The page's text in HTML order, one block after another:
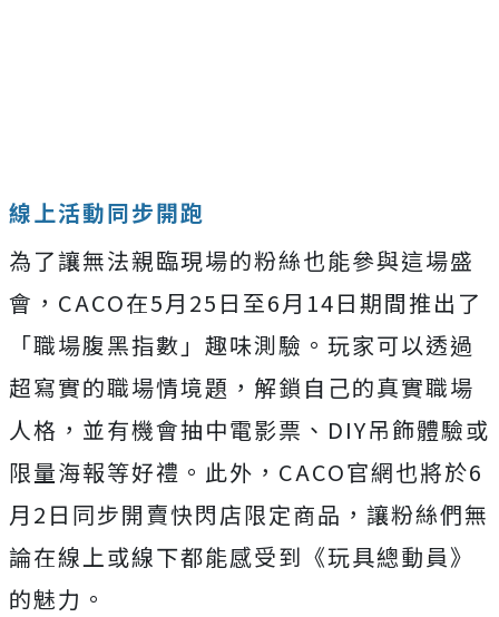
線上活動同步開跑
為了讓無法親臨現場的粉絲也能參與這場盛
會，CACO在5月25日至6月14日期間推出了
「職場腹黑指數」趣味測驗。玩家可以透過
超寫實的職場情境題，解鎖自己的真實職場
人格，並有機會抽中電影票、DIY吊飾體驗或
限量海報等好禮。此外，CACO官網也將於6
月2日同步開賣快閃店限定商品，讓粉絲們無
論在線上或線下都能感受到《玩具總動員》
的魅力。